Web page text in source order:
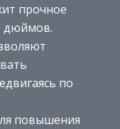
прочное
дюймов.
по
повышения